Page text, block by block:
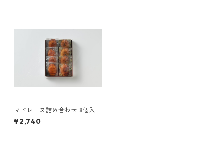
マドレーヌ詰め合わせ 8個入
¥2,740